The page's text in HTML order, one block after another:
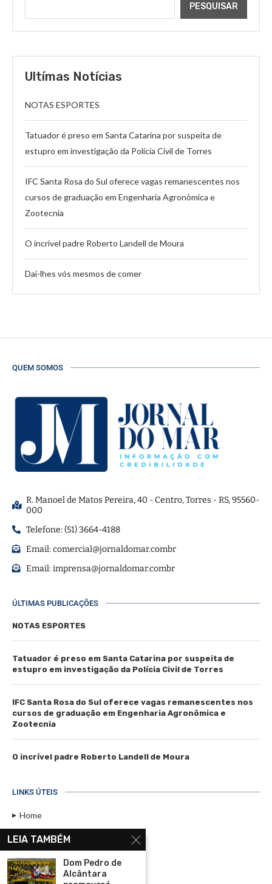
PESQUISAR
Ultímas Notícias
NOTAS ESPORTES
Tatuador é preso em Santa Catarina por suspeita de
estupro em investigação da Polícia Civil de Torres
IFC Santa Rosa do Sul oferece vagas remanescentes nos
cursos de graduação em Engenharia Agronômica e
Zootecnia
O incrível padre Roberto Landell de Moura
Dai-lhes vós mesmos de comer
QUEM SOMOS
R. Manoel de Matos Pereira, 40 - Centro, Torres - RS, 95560-
000
Telefone: (51) 3664-4188
Email:comercial@jornaldomar.combr
Email:imprensa@jornaldomar.combr
ÚLTIMAS PUBLICAÇÕES
NOTAS ESPORTES
Tatuador é preso em Santa Catarina por suspeita de
estupro em investigação da Polícia Civil de Torres
IFC Santa Rosa do Sul oferece vagas remanescentes nos
cursos de graduação em Engenharia Agronômica e
Zootecnia
O incrível padre Roberto Landell de Moura
LINKS ÚTEIS
Home
Assinar
Contato
Política de Privacidade
LEIA TAMBÉM
Dom Pedro de
Alcântara